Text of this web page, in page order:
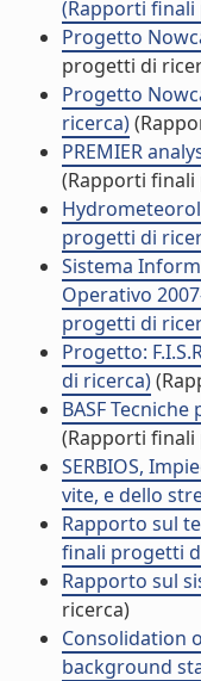
(Rapporti
Progetto
progetti di
Progetto
ricerca)
PREMIER
(Rapporti
progetti di
Sistema
Operativo
progetti di
Progetto:
di ricerca)
BASF
(Rapporti
SERBIOS,
vite, e dello
Rapporto sul
finali progetti
Rapporto sul
ricerca)
Consolidation
background